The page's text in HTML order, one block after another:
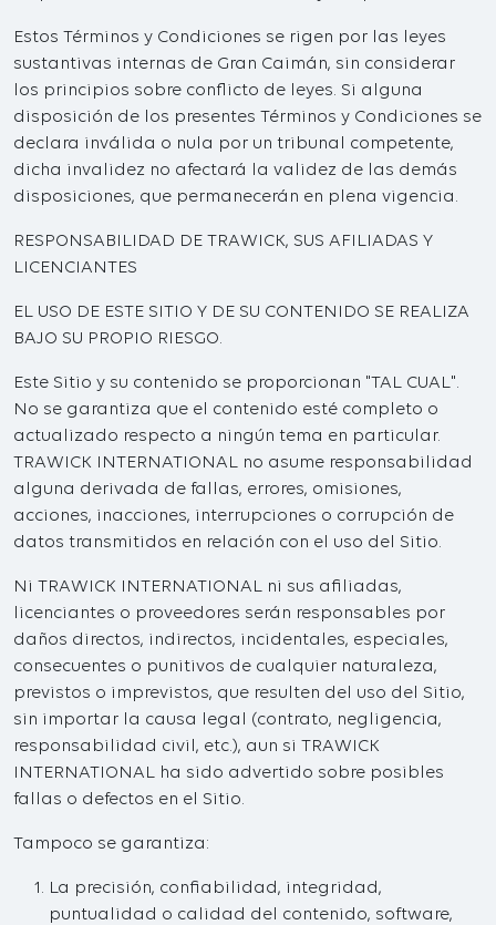
Estos Términos y Condiciones se rigen por las leyes
sustantivas internas de Gran Caimán, sin considerar
los principios sobre conflicto de leyes. Si alguna
disposición de los presentes Términos y Condiciones se
declara inválida o nula por un tribunal competente,
dicha invalidez no afectará la validez de las demás
disposiciones, que permanecerán en plena vigencia.
RESPONSABILIDAD DE TRAWICK, SUS AFILIADAS Y
LICENCIANTES
EL USO DE ESTE SITIO Y DE SU CONTENIDO SE REALIZA
BAJO SU PROPIO RIESGO.
Este Sitio y su contenido se proporcionan "TAL CUAL".
No se garantiza que el contenido esté completo o
actualizado respecto a ningún tema en particular.
TRAWICK INTERNATIONAL no asume responsabilidad
alguna derivada de fallas, errores, omisiones,
acciones, inacciones, interrupciones o corrupción de
datos transmitidos en relación con el uso del Sitio.
Ni TRAWICK INTERNATIONAL ni sus afiliadas,
licenciantes o proveedores serán responsables por
daños directos, indirectos, incidentales, especiales,
consecuentes o punitivos de cualquier naturaleza,
previstos o imprevistos, que resulten del uso del Sitio,
sin importar la causa legal (contrato, negligencia,
responsabilidad civil, etc.), aun si TRAWICK
INTERNATIONAL ha sido advertido sobre posibles
fallas o defectos en el Sitio.
Tampoco se garantiza:
La precisión, confiabilidad, integridad,
puntualidad o calidad del contenido, software,